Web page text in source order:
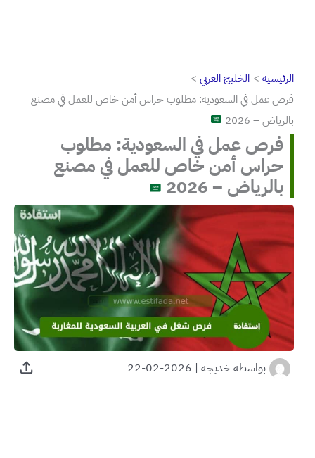
الرئيسية
الخليج العربي
فرص عمل في السعودية: مطلوب حراس أمن خاص للعمل في مصنع
بالرياض – 2026
فرص عمل في السعودية: مطلوب
حراس أمن خاص للعمل في مصنع
بالرياض – 2026
بواسطةخديجة |
2026-02-22